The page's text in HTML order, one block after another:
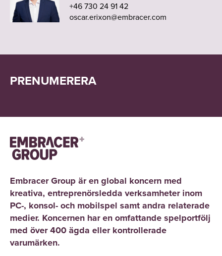
+46 730 24 91 42
oscar.erixon@embracer.com
PRENUMERERA
Embracer Group är en global koncern med
kreativa, entreprenörsledda verksamheter inom
PC-, konsol- och mobilspel samt andra relaterade
medier. Koncernen har en omfattande spelportfölj
med över 400 ägda eller kontrollerade
varumärken.